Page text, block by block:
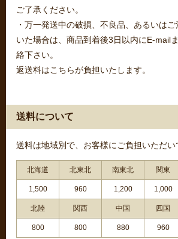
ご了承ください。
・万一発送中の破損、不良品、あるいは
いた場合は、商品到着後3日以内にE-mail
絡下さい。
返送料はこちらが負担いたします。
送料について
送料は地域別で、お客様にご負担いただい
北海道 北東北 南東北 関東
1,500 960 1,200 1,000
北陸 関西 中国 四国
800 800 880 960